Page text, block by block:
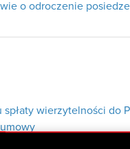
o odroczenie
wierzytelności do